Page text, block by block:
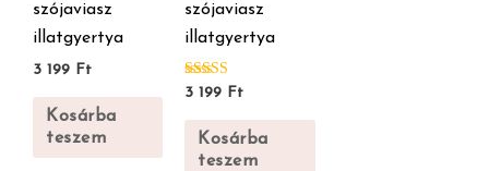
szójaviasz
illatgyertya
3 199 Ft
Kosárba
teszem
szójaviasz
illatgyertya
Értékelés:
/ 5
3 199 Ft
Kosárba
teszem